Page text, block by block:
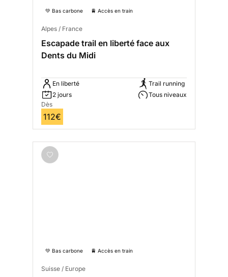
💚 Bas carbone 🚆 Accès en train
Alpes / France
Escapade trail en liberté face aux
Dents du Midi
En liberté
2 jours
Trail running
Tous niveaux
Dès
112€
💚 Bas carbone 🚆 Accès en train
Suisse / Europe